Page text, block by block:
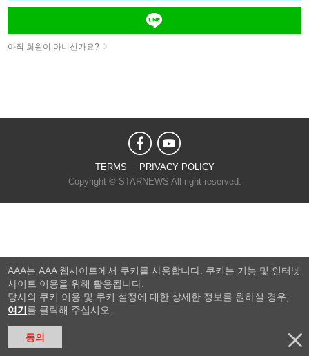
아직 회원이 아니신가요?
TERMS
PRIVACY POLICY
Copyright © STARNEWS All right reserved.
AAA는 AAA 웹사이트에서 쿠키를 사용합니다. 쿠키는 기능 및 인터넷
사이트 이용을 위해 활용됩니다.
당사의 쿠키 이용 및 쿠키 설정에 대한 상세한 정보를 원하실 경우,
여기 를 클릭해 주십시오.
동의